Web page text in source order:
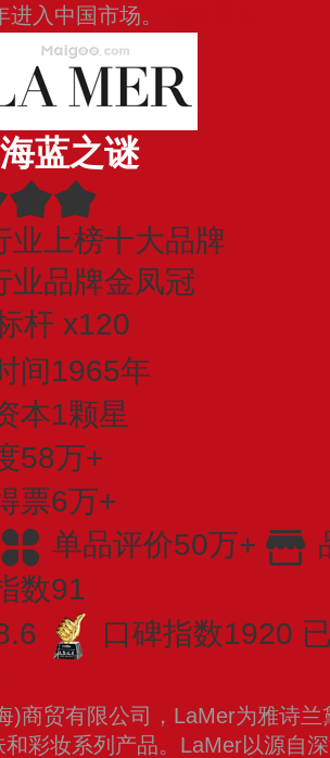
进入中国市场。
蓝之谜
业上榜十大品牌
业品牌金凤冠
杆 x120
间1965年
本1颗星
58万+
票6万+
单品评价50万+
数91
口碑指数1920
)商贸有限公司，LaMer为雅诗
和彩妆系列产品。LaMer以源自